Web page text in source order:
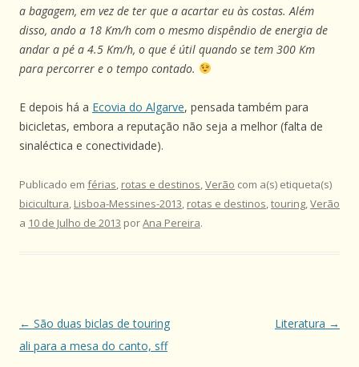
a bagagem, em vez de ter que a acartar eu às costas. Além
disso, ando a 18 Km/h com o mesmo dispêndio de energia de
andar a pé a 4.5 Km/h, o que é útil quando se tem 300 Km
para percorrer e o tempo contado.
E depois há a Ecovia do Algarve, pensada também para
bicicletas, embora a reputação não seja a melhor (falta de
sinaléctica e conectividade).
Publicado em férias, rotas e destinos,Verão com a(s) etiqueta(s)
bicicultura, Lisboa-Messines-2013, rotas e destinos,touring,Verão
a 10 de Julho de 2013 porAna Pereira.
Navegação
de
← São duas biclas de touring
ali para a mesa do canto, sff
Literatura →